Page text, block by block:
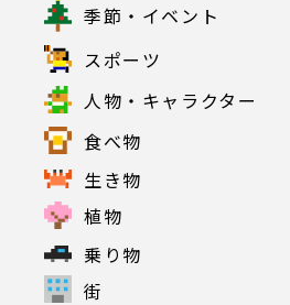
季節・イベント
スポーツ
人物・キャラクター
食べ物
生き物
植物
乗り物
街